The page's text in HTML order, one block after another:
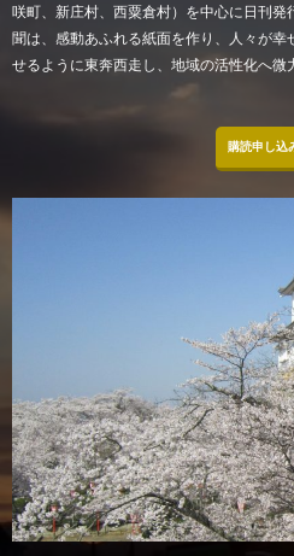
咲町、新庄村、西粟倉村）を中心に日刊
聞は、感動あふれる紙面を作り、人々が
せるように東奔西走し、地域の活性化へ微
購読申し込